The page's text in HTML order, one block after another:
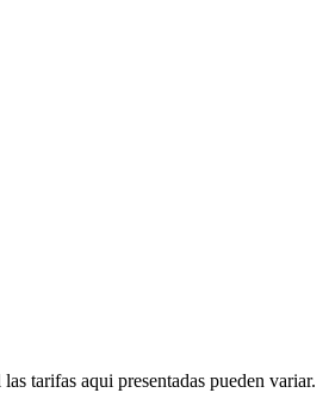
tarifas aqui presentadas pueden variar.